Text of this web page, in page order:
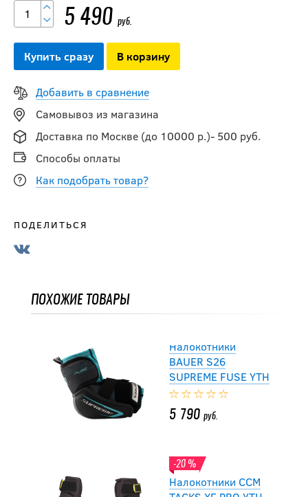
5 490 руб.
Купить сразу В корзину
Добавить в сравнение
Самовывоз из магазина
Доставка по Москве (до 10000 р.)- 500 руб.
Способы оплаты
Как подобрать товар?
ПОДЕЛИТЬСЯ
ПОХОЖИЕ ТОВАРЫ
4 792
Налокотники
BAUER S26
SUPREME FUSE YTH
5 790 руб.
-20 %
Налокотники CCM